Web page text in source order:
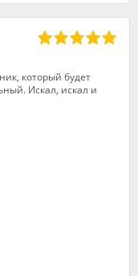
который будет
Искал, искал и